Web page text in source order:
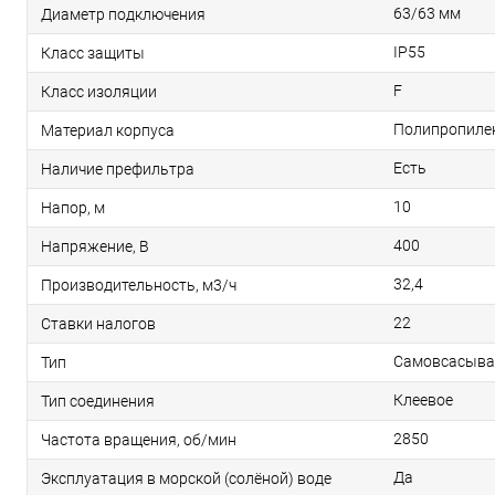
Диаметр подключения 63/63 мм
Класс защиты IP55
Класс изоляции F
Материал корпуса
Наличие префильтра Есть
Напор, м 10
Напряжение, В 400
Производительность, м3/ч 32,4
Ставки налогов 22
Тип
Тип соединения Клеевое
Частота вращения, об/мин 2850
Эксплуатация в морской (солёной) воде Да